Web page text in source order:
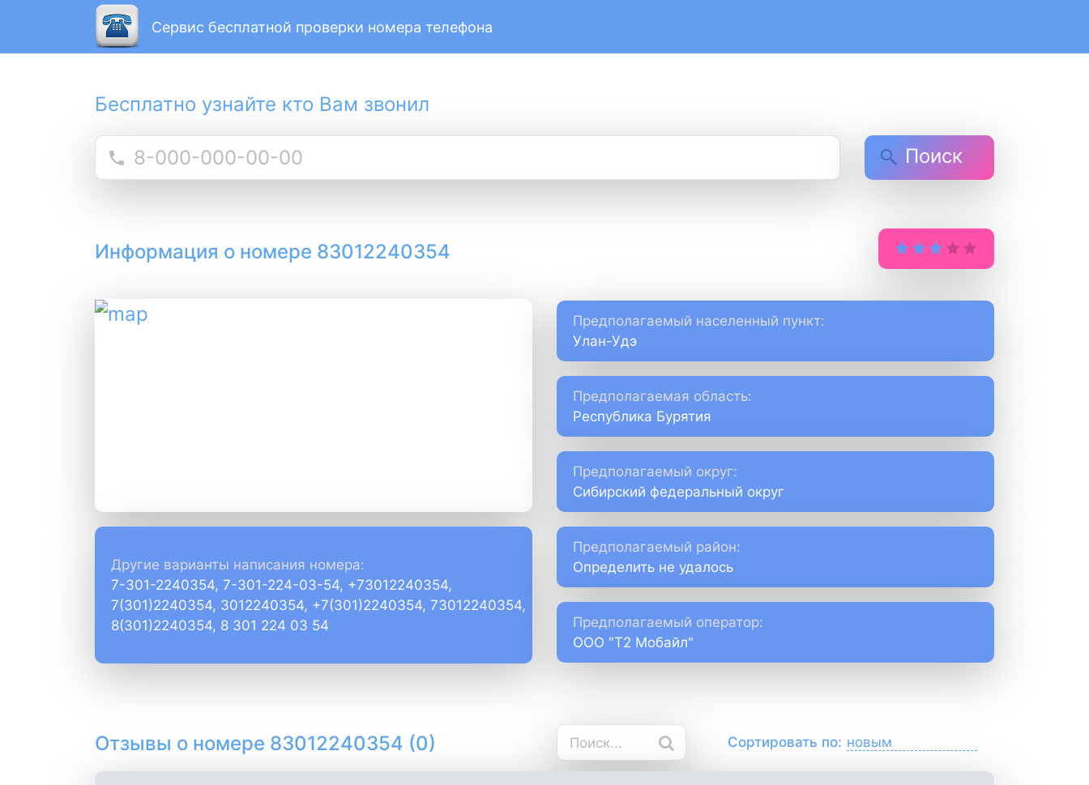
Сервис бесплатной проверки номера телефона
Бесплатно узнайте кто Вам звонил
Поиск
Информация о номере 83012240354
Предполагаемый населенный пункт:
Улан-Удэ
Предполагаемая область:
Республика Бурятия
Предполагаемый округ:
Сибирский федеральный округ
Другие варианты написания номера:
7-301-2240354, 7-301-224-03-54, +73012240354,
7(301)2240354, 3012240354, +7(301)2240354, 73012240354,
8(301)2240354, 8 301 224 03 54
Предполагаемый район:
Определить не удалось
Предполагаемый оператор:
ООО "Т2 Мобайл"
Отзывы о номере 83012240354 (0) Сортировать по: